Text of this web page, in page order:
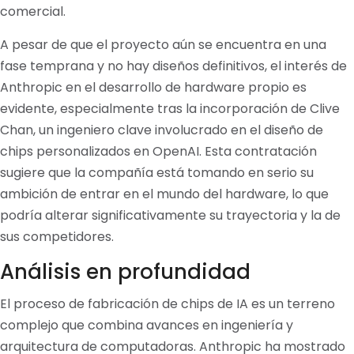
comercial.
A pesar de que el proyecto aún se encuentra en una
fase temprana y no hay diseños definitivos, el interés de
Anthropic en el desarrollo de hardware propio es
evidente, especialmente tras la incorporación de Clive
Chan, un ingeniero clave involucrado en el diseño de
chips personalizados en OpenAI. Esta contratación
sugiere que la compañía está tomando en serio su
ambición de entrar en el mundo del hardware, lo que
podría alterar significativamente su trayectoria y la de
sus competidores.
Análisis en profundidad
El proceso de fabricación de chips de IA es un terreno
complejo que combina avances en ingeniería y
arquitectura de computadoras. Anthropic ha mostrado